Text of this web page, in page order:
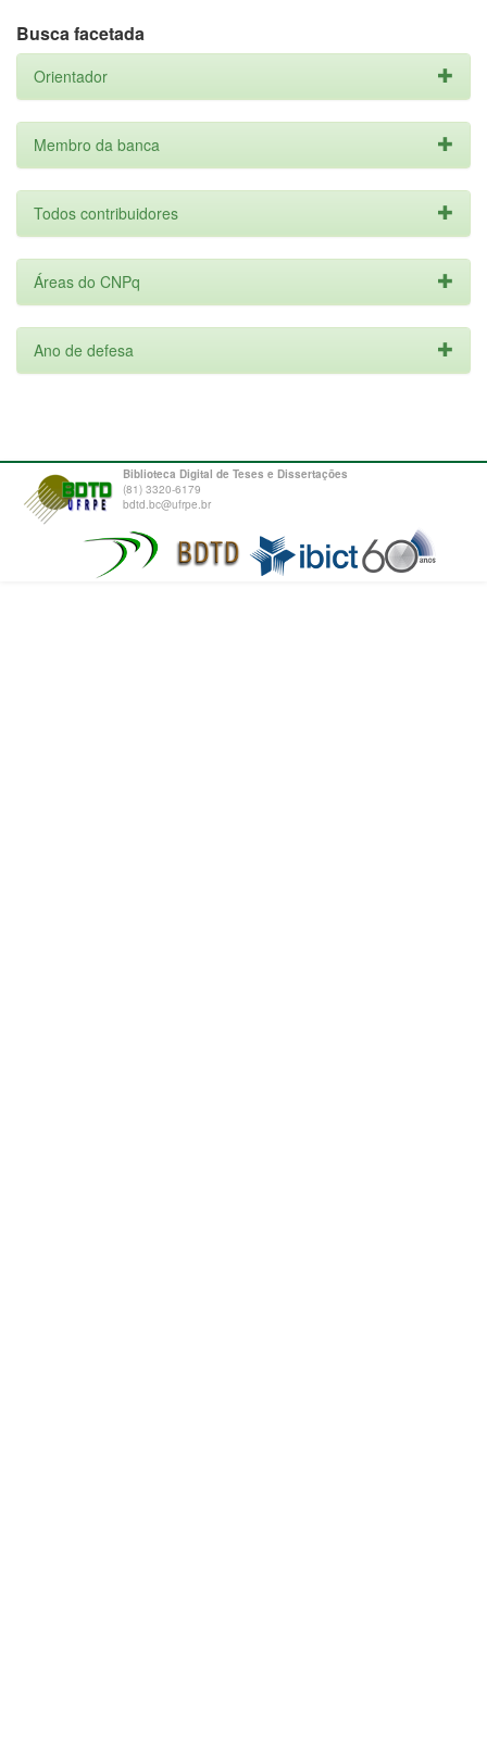
Busca facetada
Orientador
Membro da banca
Todos contribuidores
Áreas do CNPq
Ano de defesa
Biblioteca Digital de Teses e Dissertações
(81) 3320-6179
bdtd.bc@ufrpe.br